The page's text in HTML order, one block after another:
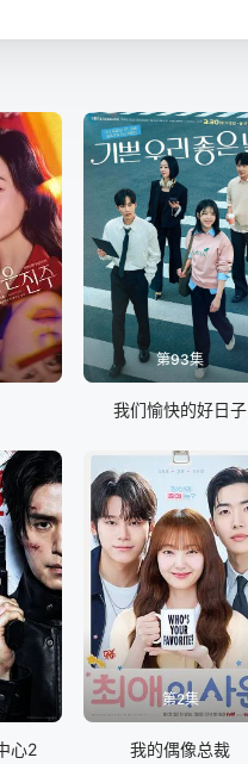
第93集
我们愉快的好日子
心2
第2集
我的偶像总裁